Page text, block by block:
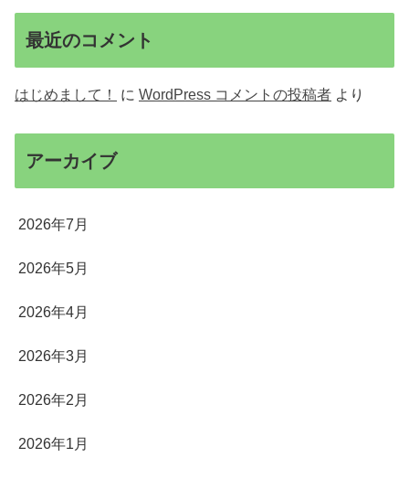
最近のコメント
はじめまして！ に WordPress コメントの投稿者 より
アーカイブ
2026年7月
2026年5月
2026年4月
2026年3月
2026年2月
2026年1月